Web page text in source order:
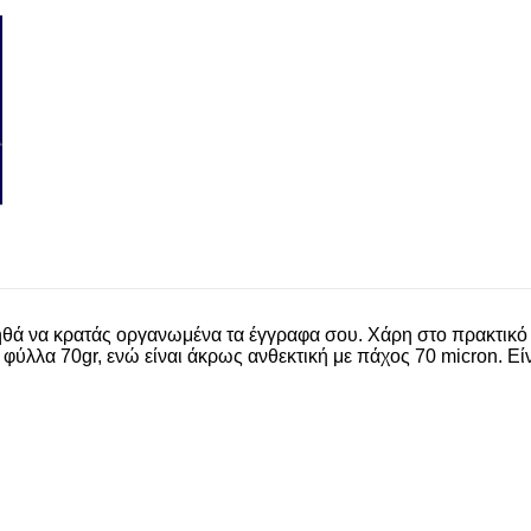
κρατάς οργανωμένα τα έγγραφα σου. Χάρη στο πρακτικό
70gr, ενώ είναι άκρως ανθεκτική με πάχος 70 micron.